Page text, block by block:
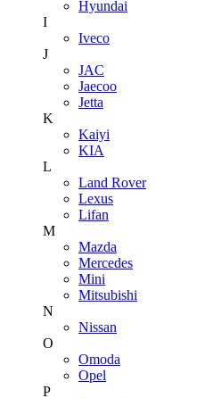
Hyundai
I
Iveco
J
JAC
Jaecoo
Jetta
K
Kaiyi
KIA
L
Land Rover
Lexus
Lifan
M
Mazda
Mercedes
Mini
Mitsubishi
N
Nissan
O
Omoda
Opel
P